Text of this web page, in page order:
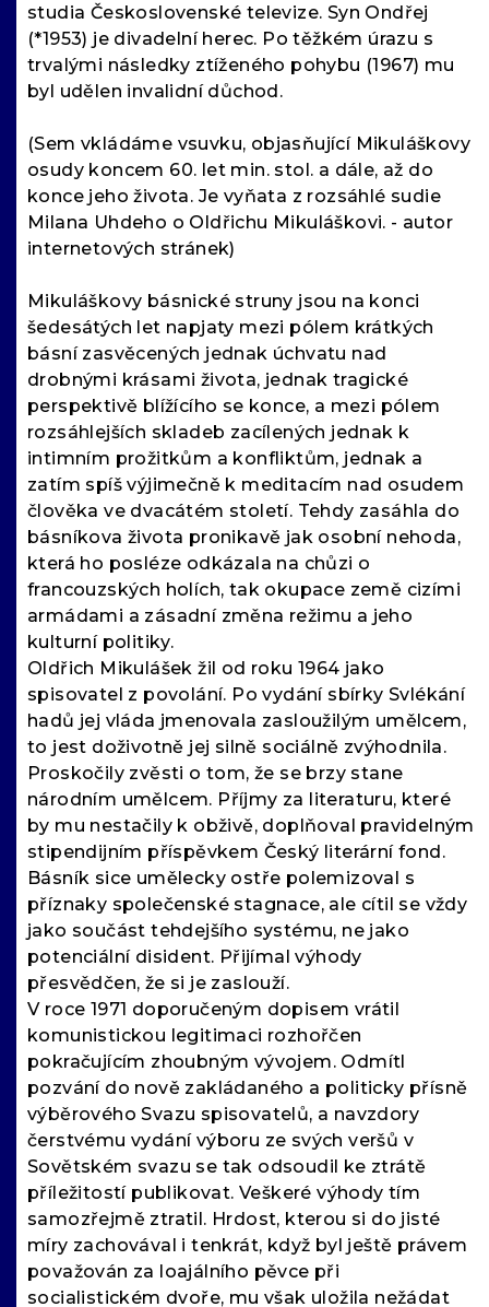
studia Československé televize. Syn Ondřej
(*1953) je divadelní herec. Po těžkém úrazu s
trvalými následky ztíženého pohybu (1967) mu
byl udělen invalidní důchod.
(Sem vkládáme vsuvku, objasňující Mikuláškovy
osudy koncem 60. let min. stol. a dále, až do
konce jeho života. Je vyňata z rozsáhlé sudie
Milana Uhdeho o Oldřichu Mikuláškovi. - autor
internetových stránek)
Mikuláškovy básnické struny jsou na konci
šedesátých let napjaty mezi pólem krátkých
básní zasvěcených jednak úchvatu nad
drobnými krásami života, jednak tragické
perspektivě blížícího se konce, a mezi pólem
rozsáhlejších skladeb zacílených jednak k
intimním prožitkům a konfliktům, jednak a
zatím spíš výjimečně k meditacím nad osudem
člověka ve dvacátém století. Tehdy zasáhla do
básníkova života pronikavě jak osobní nehoda,
která ho posléze odkázala na chůzi o
francouzských holích, tak okupace země cizími
armádami a zásadní změna režimu a jeho
kulturní politiky.
Oldřich Mikulášek žil od roku 1964 jako
spisovatel z povolání. Po vydání sbírky Svlékání
hadů jej vláda jmenovala zasloužilým umělcem,
to jest doživotně jej silně sociálně zvýhodnila.
Proskočily zvěsti o tom, že se brzy stane
národním umělcem. Příjmy za literaturu, které
by mu nestačily k obživě, doplňoval pravidelným
stipendijním příspěvkem Český literární fond.
Básník sice umělecky ostře polemizoval s
příznaky společenské stagnace, ale cítil se vždy
jako součást tehdejšího systému, ne jako
potenciální disident. Přijímal výhody
přesvědčen, že si je zaslouží.
V roce 1971 doporučeným dopisem vrátil
komunistickou legitimaci rozhořčen
pokračujícím zhoubným vývojem. Odmítl
pozvání do nově zakládaného a politicky přísně
výběrového Svazu spisovatelů, a navzdory
čerstvému vydání výboru ze svých veršů v
Sovětském svazu se tak odsoudil ke ztrátě
příležitostí publikovat. Veškeré výhody tím
samozřejmě ztratil. Hrdost, kterou si do jisté
míry zachovával i tenkrát, když byl ještě právem
považován za loajálního pěvce při
socialistickém dvoře, mu však uložila nežádat